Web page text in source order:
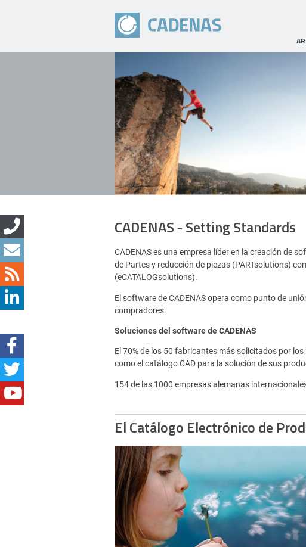
CADENAS - Setting Standards
CADENAS es una empresa líder en la creación de
de Partes y reducción de piezas (PARTsolutions)
(eCATALOGsolutions).
El software de CADENAS opera como punto de
compradores.
Soluciones del software de CADENAS
El 70% de los 50 fabricantes más solicitados por
como el catálogo CAD para la solución de sus
154 de las 1000 empresas alemanas
El Catálogo Electrónico de